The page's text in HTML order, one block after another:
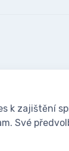
-
k zajištění
Své